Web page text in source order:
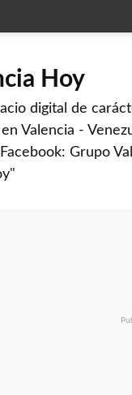
Hoy
digital de
Valencia -
Grupo